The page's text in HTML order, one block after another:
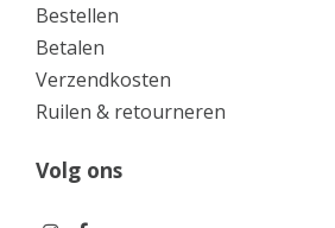
Bestellen
Betalen
Verzendkosten
Ruilen & retourneren
Volg ons